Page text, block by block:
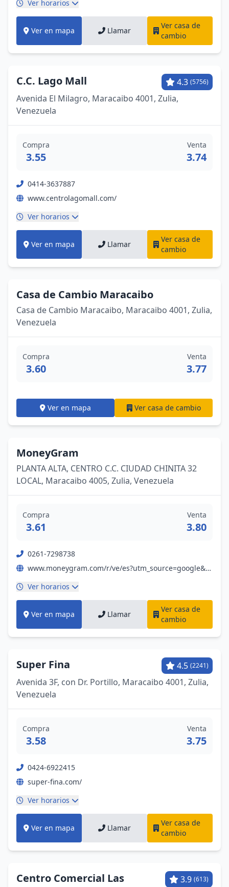
Ver horarios
Ver en mapa Llamar
Ver casa de
cambio
C.C. Lago Mall 4.3 (5756)
Avenida El Milagro, Maracaibo 4001, Zulia,
Venezuela
Compra
3.55
Venta
3.74
0414-3637887
www.centrolagomall.com/
Ver horarios
Ver en mapa Llamar
Ver casa de
cambio
Casa de Cambio Maracaibo
Casa de Cambio Maracaibo, Maracaibo 4001, Zulia,
Venezuela
Compra
3.60
Venta
3.77
Ver en mapa Ver casa de cambio
MoneyGram
PLANTA ALTA, CENTRO C.C. CIUDAD CHINITA 32
LOCAL, Maracaibo 4005, Zulia, Venezuela
Compra
3.61
Venta
3.80
0261-7298738
www.moneygram.com/r/ve/es?utm_source=google&utm_medium=organic&utm_campaign=gbp
Ver horarios
Ver en mapa Llamar
Ver casa de
cambio
Super Fina 4.5 (2241)
Avenida 3F, con Dr. Portillo, Maracaibo 4001, Zulia,
Venezuela
Compra
3.58
Venta
3.75
0424-6922415
super-fina.com/
Ver horarios
Ver en mapa Llamar
Ver casa de
cambio
Centro Comercial Las
3.9 (613)